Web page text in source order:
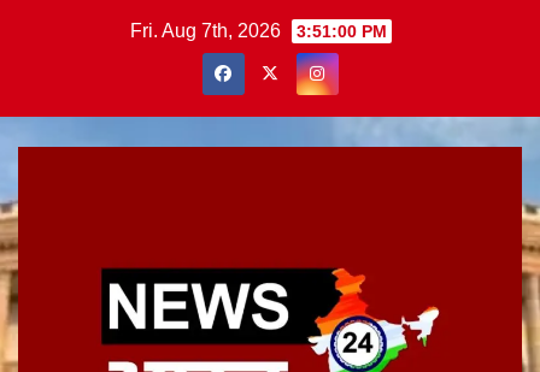
Fri. Aug 7th, 2026 3:51:01 PM